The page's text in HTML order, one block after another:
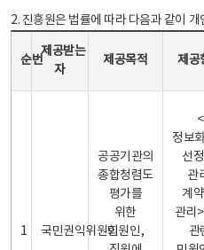
2. 진흥원은 법률에 따라 다음과 같이
순번
제공받는
자
제공목적 제공
1 국민권익위원회
공공기관의
종합청렴도
평가를
위한
민원인,
<
정보
선
관
계
관리
관